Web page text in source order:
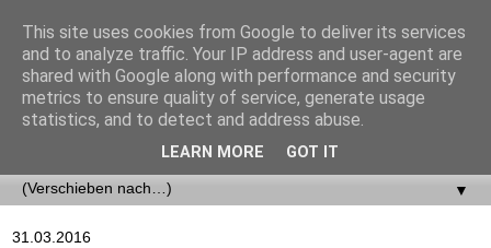
▼
31.03.2016
This site uses cookies from Google to deliver its services
and to analyze traffic. Your IP address and user-agent are
shared with Google along with performance and security
metrics to ensure quality of service, generate usage
statistics, and to detect and address abuse.
LEARN MORE GOT IT